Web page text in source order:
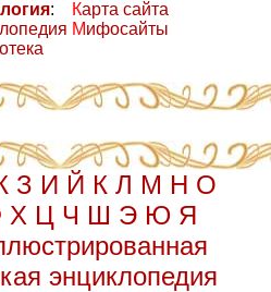
:
Карта сайта
Мифосайты
З И Й К Л М Н О
Х Ц Ч Ш Э Ю Я
энциклопедия